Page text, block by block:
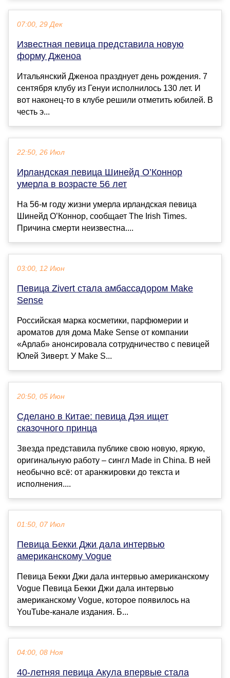
07:00, 29 Дек
Известная певица представила новую
форму Дженоа
Итальянский Дженоа празднует день рождения. 7
сентября клубу из Генуи исполнилось 130 лет. И
вот наконец-то в клубе решили отметить юбилей. В
честь э...
22:50, 26 Июл
Ирландская певица Шинейд О’Коннор
умерла в возрасте 56 лет
На 56-м году жизни умерла ирландская певица
Шинейд О’Коннор, сообщает The Irish Times.
Причина смерти неизвестна....
03:00, 12 Июн
Певица Zivert стала амбассадором Make
Sense
Российская марка косметики, парфюмерии и
ароматов для дома Make Sense от компании
«Арлаб» анонсировала сотрудничество с певицей
Юлей Зиверт. У Make S...
20:50, 05 Июн
Сделано в Китае: певица Дэя ищет
сказочного принца
Звезда представила публике свою новую, яркую,
оригинальную работу – сингл Made in China. В ней
необычно всё: от аранжировки до текста и
исполнения....
01:50, 07 Июл
Певица Бекки Джи дала интервью
американскому Vogue
Певица Бекки Джи дала интервью американскому
Vogue Певица Бекки Джи дала интервью
американскому Vogue, которое появилось на
YouTube-канале издания. Б...
04:00, 08 Ноя
40-летняя певица Акула впервые стала